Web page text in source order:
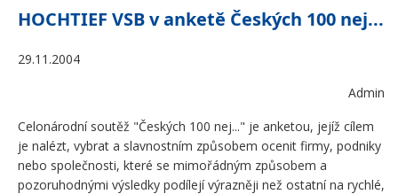
HOCHTIEF VSB v anketě Českých 100 nej...
29.11.2004
Admin
Celonárodní soutěž "Českých 100 nej..." je anketou, jejíž cílem
je nalézt, vybrat a slavnostním způsobem ocenit firmy, podniky
nebo společnosti, které se mimořádným způsobem a
pozoruhodnými výsledky podílejí výrazněji než ostatní na rychlé,